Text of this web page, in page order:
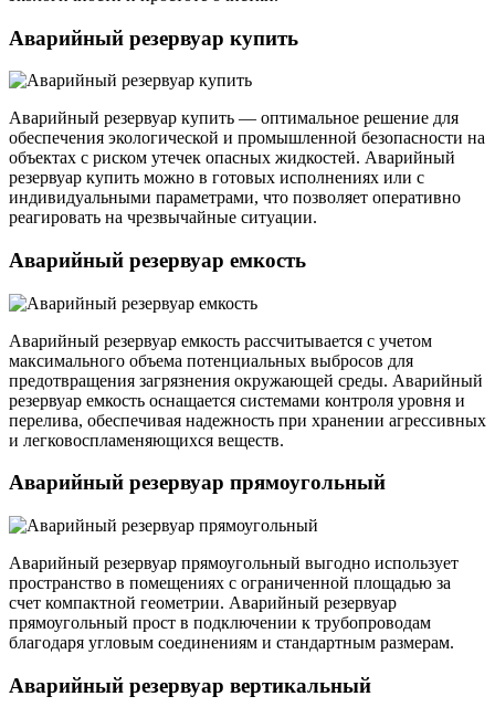
Аварийный резервуар купить
Аварийный резервуар купить — оптимальное решение для
обеспечения экологической и промышленной безопасности на
объектах с риском утечек опасных жидкостей. Аварийный
резервуар купить можно в готовых исполнениях или с
индивидуальными параметрами, что позволяет оперативно
реагировать на чрезвычайные ситуации.
Аварийный резервуар емкость
Аварийный резервуар емкость рассчитывается с учетом
максимального объема потенциальных выбросов для
предотвращения загрязнения окружающей среды. Аварийный
резервуар емкость оснащается системами контроля уровня и
перелива, обеспечивая надежность при хранении агрессивных
и легковоспламеняющихся веществ.
Аварийный резервуар прямоугольный
Аварийный резервуар прямоугольный выгодно использует
пространство в помещениях с ограниченной площадью за
счет компактной геометрии. Аварийный резервуар
прямоугольный прост в подключении к трубопроводам
благодаря угловым соединениям и стандартным размерам.
Аварийный резервуар вертикальный